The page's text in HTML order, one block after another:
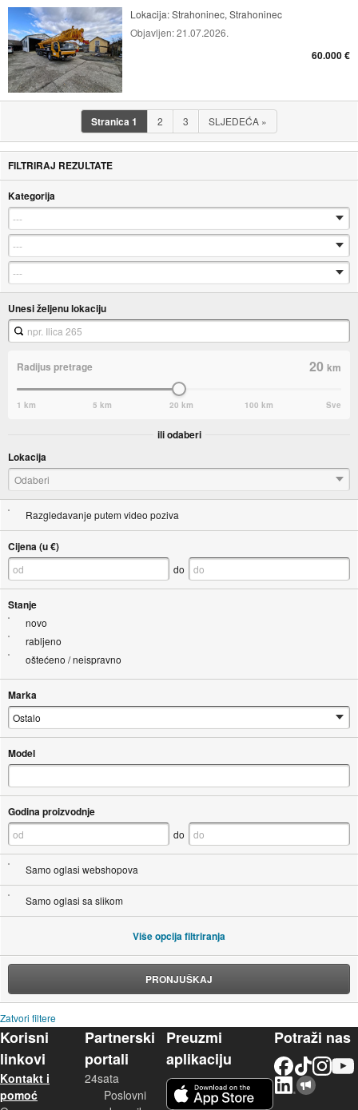
Lokacija:Strahoninec, Strahoninec
Objavljen:21.07.2026.
60.000 €
Stranica1 2 3 SLJEDEĆA »
FILTRIRAJ REZULTATE
Kategorija
Unesi željenu lokaciju
Radijus pretrage 20km
1 km 5 km 20 km 100 km Sve
ili odaberi
Lokacija
Odaberi
Razgledavanje putem video poziva
Cijena (u €)
do
Stanje
novo
rabljeno
oštećeno / neispravno
Marka
Model
Godina proizvodnje
do
Samo oglasi webshopova
Samo oglasi sa slikom
Više opcija filtriranja
PRONJUŠKAJ
Zatvori filtere
Korisni
linkovi
Kontakt i
pomoć
Partnerski
portali
24sata
Poslovni
Preuzmi
aplikaciju
Potraži nas